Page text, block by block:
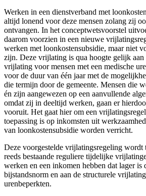
Werken in een dienstverband met
altijd lonend voor deze mensen zolang zij
ontvangen. In het conceptwetsvoorstel
daarom voorzien in een nieuwe
werken met loonkostensubsidie, maar niet
zijn. Deze vrijlating is qua hoogte gelijk aan
vrijlating voor mensen met een medische
voor de duur van één jaar met de
die termijn door de gemeente. Mensen die
én zijn aangewezen op een aanvullende
omdat zij in deeltijd werken, gaan er
vooruit. Het gaat hier om een
toepassing is op inkomsten uit
van loonkostensubsidie worden verricht.
Deze voorgestelde vrijlatingsregeling wordt
reeds bestaande reguliere tijdelijke
werken en een inkomen hebben dat lager is
bijstandsnorm en aan de structurele
urenbeperkten.